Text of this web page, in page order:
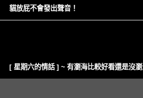
貓放屁不會發出聲音！
[ 星期六的情話 ] ~ 有瀏海比較好看還是沒瀏